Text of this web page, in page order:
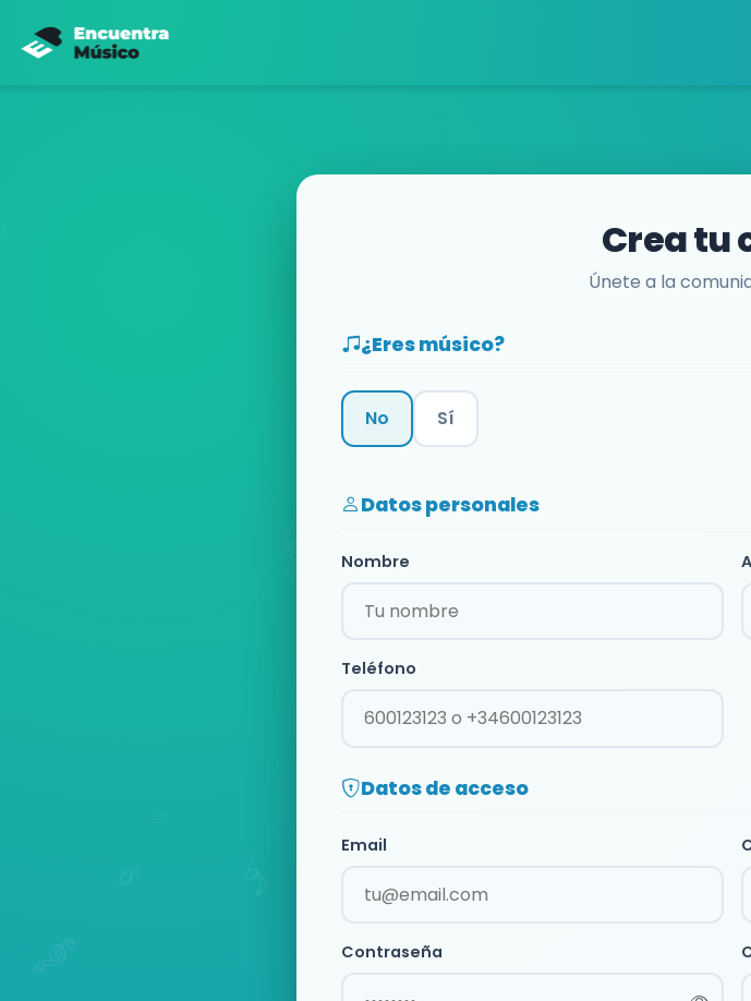
Crea tu
Únete a la
¿Eres músico?
No Sí
Datos personales
Nombre
Teléfono
Datos de acceso
Email
Contraseña